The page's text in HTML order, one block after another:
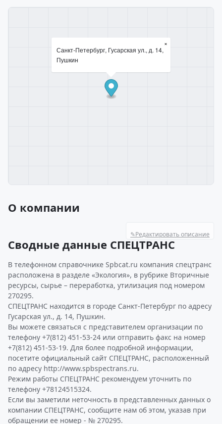
Санкт-Петербург, Гусарская ул., д. 14,
Пушкин
×
О компании
✎Редактировать описание
Сводные данные СПЕЦТРАНС
В телефонном справочнике Spbcat.ru компания спецтранс
расположена в разделе «Экология», в рубрике Вторичные
ресурсы, сырье – переработка, утилизация под номером
270295.
СПЕЦТРАНС находится в городе Санкт-Петербург по адресу
Гусарская ул., д. 14, Пушкин.
Вы можете связаться с представителем организации по
телефону +7(812) 451-53-24 или отправить факс на номер
+7(812) 451-53-19. Для более подробной информации,
посетите официальный сайт СПЕЦТРАНС, расположенный
по адресу http://www.spbspectrans.ru.
Режим работы СПЕЦТРАНС рекомендуем уточнить по
телефону +78124515324.
Если вы заметили неточность в представленных данных о
компании СПЕЦТРАНС, сообщите нам об этом, указав при
обращении ее номер - № 270295.